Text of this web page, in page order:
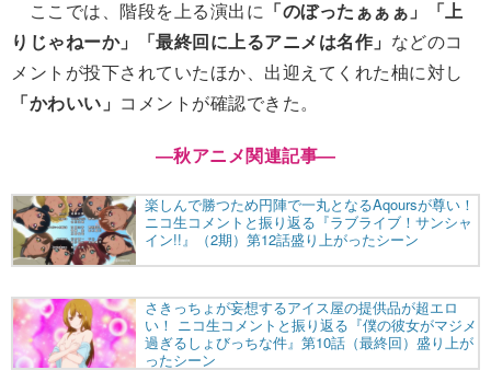
ここでは、階段を上る演出に
「のぼったぁぁぁ」「上
りじゃねーか」「最終回に上るアニメは名作」 などのコ
メントが投下されていたほか、出迎えてくれた柚に対し
「かわいい」
コメントが確認できた。
―秋アニメ関連記事―